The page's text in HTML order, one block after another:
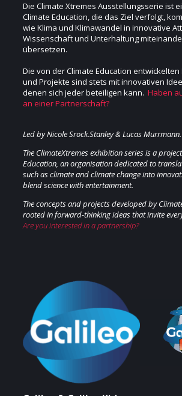
Die Climate Xtremes Ausstellungsserie ist
Climate Education, die das Ziel verfolgt,
wie Klima und Klimawandel in innovative
Wissenschaft und Unterhaltung
übersetzen.
Die von der Climate Education
und Projekte sind stets mit innovativen
denen sich jeder beteiligen kann. Haben
an einer Partnerschaft?
Led by Nicole Srock.Stanley & Lucas Murrmann.
The ClimateXtremes exhibition series is a
Education, an organisation dedicated to
such as climate and climate change into
blend science with entertainment.
The concepts and projects developed by
rooted in forward-thinking ideas that invite
Are you interested in a partnership?